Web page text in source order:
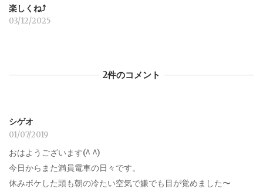
楽しくね⤴︎
03/12/2025
2件のコメント
シゲオ
01/07/2019
おはようございます(^ ^)
今日からまた満員電車の日々です。
休みボケした頭も朝の冷たい空気で嫌でも目が覚めました〜